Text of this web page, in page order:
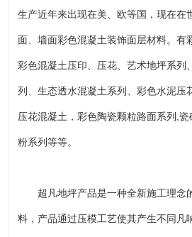
生产近年来出现在美、欧等国，现在在
面、墙面彩色混凝土装饰面层材料。有
彩色混凝土压印、压花、艺术地坪系列
列、生态透水混凝土系列、彩色水泥压
压花混凝土，彩色陶瓷颗粒路面系列,
粉系列等等。
超凡地坪产品是一种全新施工理念
料，产品通过压模工艺使其产生不同凡